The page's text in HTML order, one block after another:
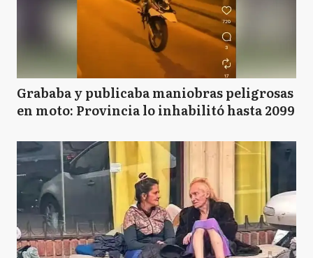
Grababa y publicaba maniobras peligrosas
en moto: Provincia lo inhabilitó hasta 2099